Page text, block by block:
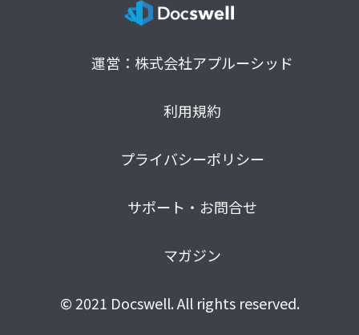
運営：株式会社アプルーシッド
利用規約
プライバシーポリシー
サポート・お問合せ
マガジン
© 2021 Docswell. All rights reserved.